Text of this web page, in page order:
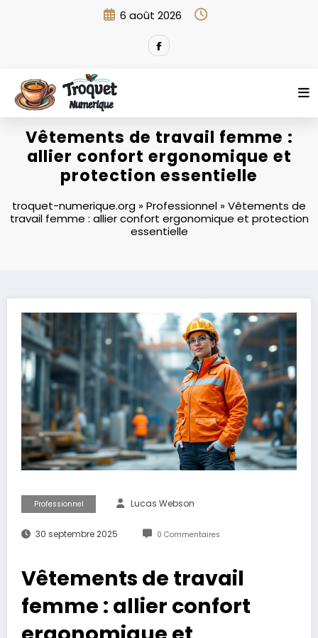
6 août 2026
Vêtements de travail femme :
allier confort ergonomique et
protection essentielle
troquet-numerique.org »Professionnel »Vêtements de
travail femme : allier confort ergonomique et protection
essentielle
Professionnel Lucas Webson
30 septembre 2025 0 Commentaires
Vêtements de travail
femme : allier confort